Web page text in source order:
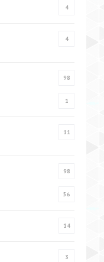
4
4
98
1
11
98
56
14
3